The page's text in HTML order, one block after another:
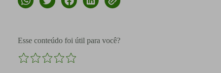
Esse conteúdo foi útil para você?